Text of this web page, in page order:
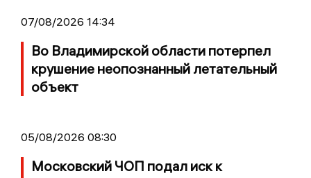
07/08/2026 14:34
Во Владимирской области потерпел
крушение неопознанный летательный
объект
05/08/2026 08:30
Московский ЧОП подал иск к